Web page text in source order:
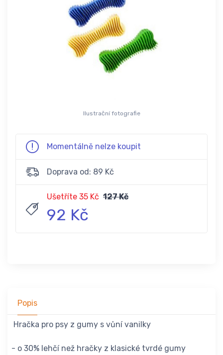
Ilustrační fotografie
Momentálně nelze koupit
Doprava od: 89 Kč
Ušetříte 35 Kč 127 Kč
92 Kč
Popis
Hračka pro psy z gumy s vůní vanilky
- o 30% lehčí než hračky z klasické tvrdé gumy